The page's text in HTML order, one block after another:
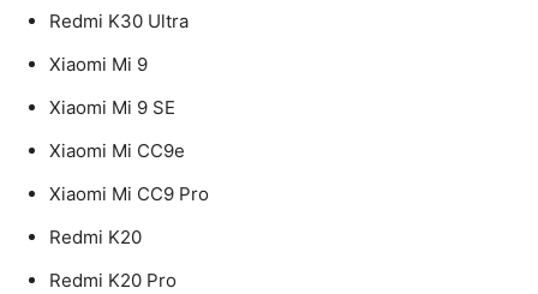
Redmi K30 Ultra
Xiaomi Mi 9
Xiaomi Mi 9 SE
Xiaomi Mi CC9e
Xiaomi Mi CC9 Pro
Redmi K20
Redmi K20 Pro